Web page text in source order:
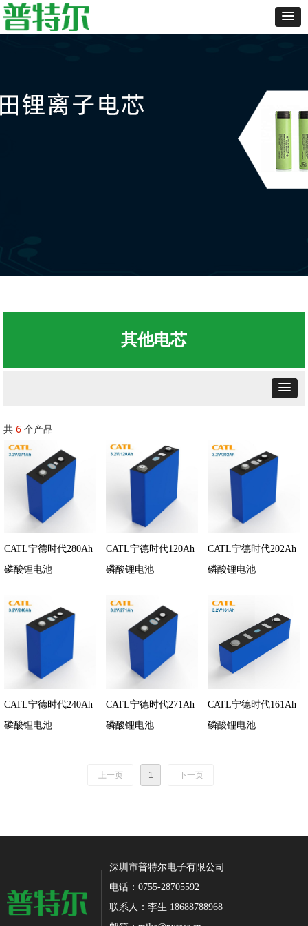
其他电芯
共 6 个产品
CATL宁德时代280Ah
磷酸锂电池
CATL宁德时代120Ah
磷酸锂电池
CATL宁德时代202Ah
磷酸锂电池
CATL宁德时代240Ah
磷酸锂电池
CATL宁德时代271Ah
磷酸锂电池
CATL宁德时代161Ah
磷酸锂电池
上一页 1 下一页
深圳市普特尔电子有限公司
电话：0755-28705592
联系人：李生 18688788968